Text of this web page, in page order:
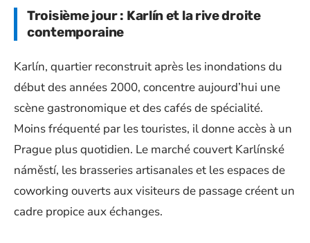
Troisième jour : Karlín et la rive droite
contemporaine
Karlín, quartier reconstruit après les inondations du
début des années 2000, concentre aujourd’hui une
scène gastronomique et des cafés de spécialité.
Moins fréquenté par les touristes, il donne accès à un
Prague plus quotidien. Le marché couvert Karlínské
náměstí, les brasseries artisanales et les espaces de
coworking ouverts aux visiteurs de passage créent un
cadre propice aux échanges.